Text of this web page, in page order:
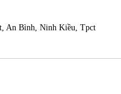
An Bình, Ninh Kiều, Tpct